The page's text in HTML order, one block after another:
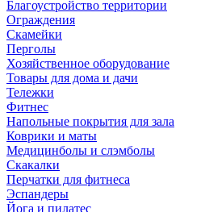
Благоустройство территории
Ограждения
Скамейки
Перголы
Хозяйственное оборудование
Товары для дома и дачи
Тележки
Фитнес
Напольные покрытия для зала
Коврики и маты
Медицинболы и слэмболы
Скакалки
Перчатки для фитнеса
Эспандеры
Йога и пилатес